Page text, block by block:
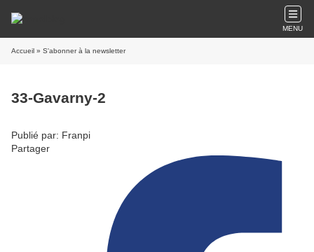
MENU
Accueil » S'abonner à la newsletter
33-Gavarny-2
Publié par: Franpi
Partager